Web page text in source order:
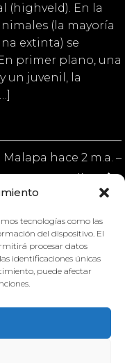
tecnologías como las
del dispositivo. El
procesar datos
identificaciones únicas
puede afectar
(highveld). En la
(la mayoría
extinta) se
primer plano, una
un juvenil, la
Malapa hace 2 m.a. –
Detalles